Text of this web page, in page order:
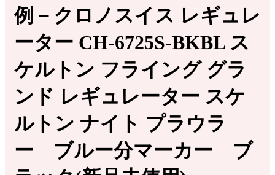
例－クロノスイス レギュレ
ーター CH-6725S-BKBL ス
ケルトン フライング グラ
ンド レギュレーター スケ
ルトン ナイト プラウラ
ー ブルー分マーカー ブ